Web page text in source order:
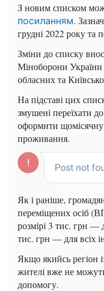
З новим списком
посиланням.
грудні 2022 року та
Зміни до списку
Міноборони України
обласних та
На підставі цих
змушені переїхати
оформити
проживання.
Як і раніше,
переміщених осіб
розмірі 3 тис. грн —
тис. грн — для всіх
Якщо якийсь регіон
жителі вже не
допомогу.